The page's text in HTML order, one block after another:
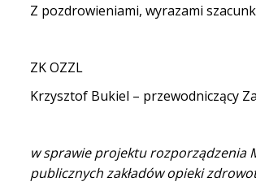
Z pozdrowieniami, wyrazami
ZK OZZL
Krzysztof Bukiel – przewodniczący
w sprawie projektu rozporządzenia
publicznych zakładów opieki